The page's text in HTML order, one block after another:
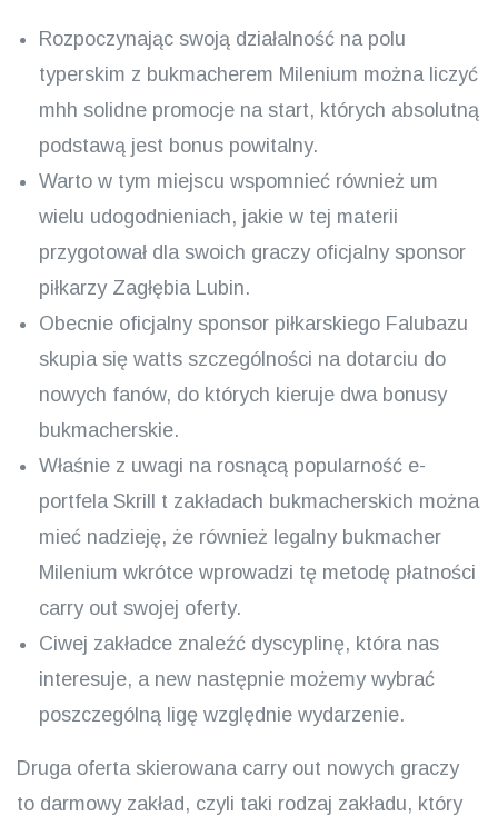
Rozpoczynając swoją działalność na polu
typerskim z bukmacherem Milenium można liczyć
mhh solidne promocje na start, których absolutną
podstawą jest bonus powitalny.
Warto w tym miejscu wspomnieć również um
wielu udogodnieniach, jakie w tej materii
przygotował dla swoich graczy oficjalny sponsor
piłkarzy Zagłębia Lubin.
Obecnie oficjalny sponsor piłkarskiego Falubazu
skupia się watts szczególności na dotarciu do
nowych fanów, do których kieruje dwa bonusy
bukmacherskie.
Właśnie z uwagi na rosnącą popularność e-
portfela Skrill t zakładach bukmacherskich można
mieć nadzieję, że również legalny bukmacher
Milenium wkrótce wprowadzi tę metodę płatności
carry out swojej oferty.
Ciwej zakładce znaleźć dyscyplinę, która nas
interesuje, a new następnie możemy wybrać
poszczególną ligę względnie wydarzenie.
Druga oferta skierowana carry out nowych graczy
to darmowy zakład, czyli taki rodzaj zakładu, który